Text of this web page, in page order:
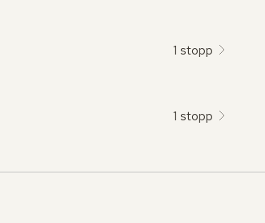
1 stopp
1 stopp